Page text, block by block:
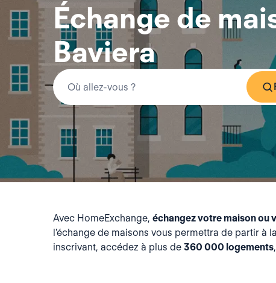
Échange de
Baviera
Avec HomeExchange, échangez votre maison ou
l'échange de maisons vous permettra de partir à
inscrivant, accédez à plus de 360 000 logements